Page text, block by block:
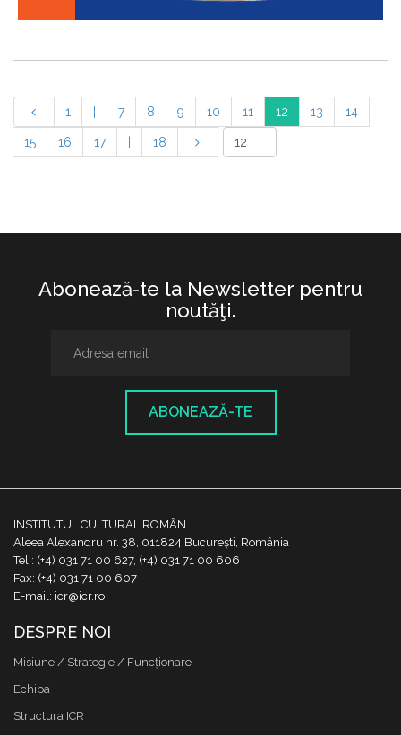
1 7 8 9 10 11 12 13 14
15 16 17 18
Abonează-te la Newsletter pentru
noutăţi.
ABONEAZĂ-TE
INSTITUTUL CULTURAL ROMÂN
Aleea Alexandru nr. 38, 011824 București, România
Tel.: (+4) 031 71 00 627, (+4) 031 71 00 606
Fax: (+4) 031 71 00 607
E-mail: icr@icr.ro
DESPRE NOI
Misiune / Strategie / Funcţionare
Echipa
Structura ICR